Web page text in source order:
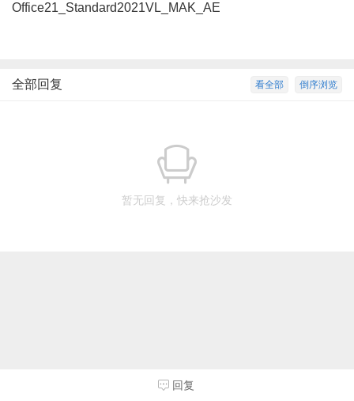
Office21_Standard2021VL_MAK_AE
倒序浏览
看全部
全部回复
暂无回复，快来抢沙发
回复